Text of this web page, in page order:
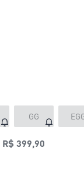
GG
R$ 399,90